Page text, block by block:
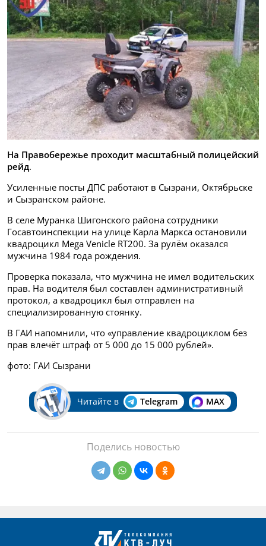
На Правобережье проходит масштабный полицейский
рейд.
Усиленные посты ДПС работают в Сызрани, Октябрьске
и Сызранском районе.
В селе Муранка Шигонского района сотрудники
Госавтоинспекции на улице Карла Маркса остановили
квадроцикл Mega Venicle RT200. За рулём оказался
мужчина 1984 года рождения.
Проверка показала, что мужчина не имел водительских
прав. На водителя был составлен административный
протокол, а квадроцикл был отправлен на
специализированную стоянку.
В ГАИ напомнили, что «управление квадроциклом без
прав влечёт штраф от 5 000 до 15 000 рублей».
фото: ГАИ Сызрани
Читайте в Telegram MAX
Поделись новостью